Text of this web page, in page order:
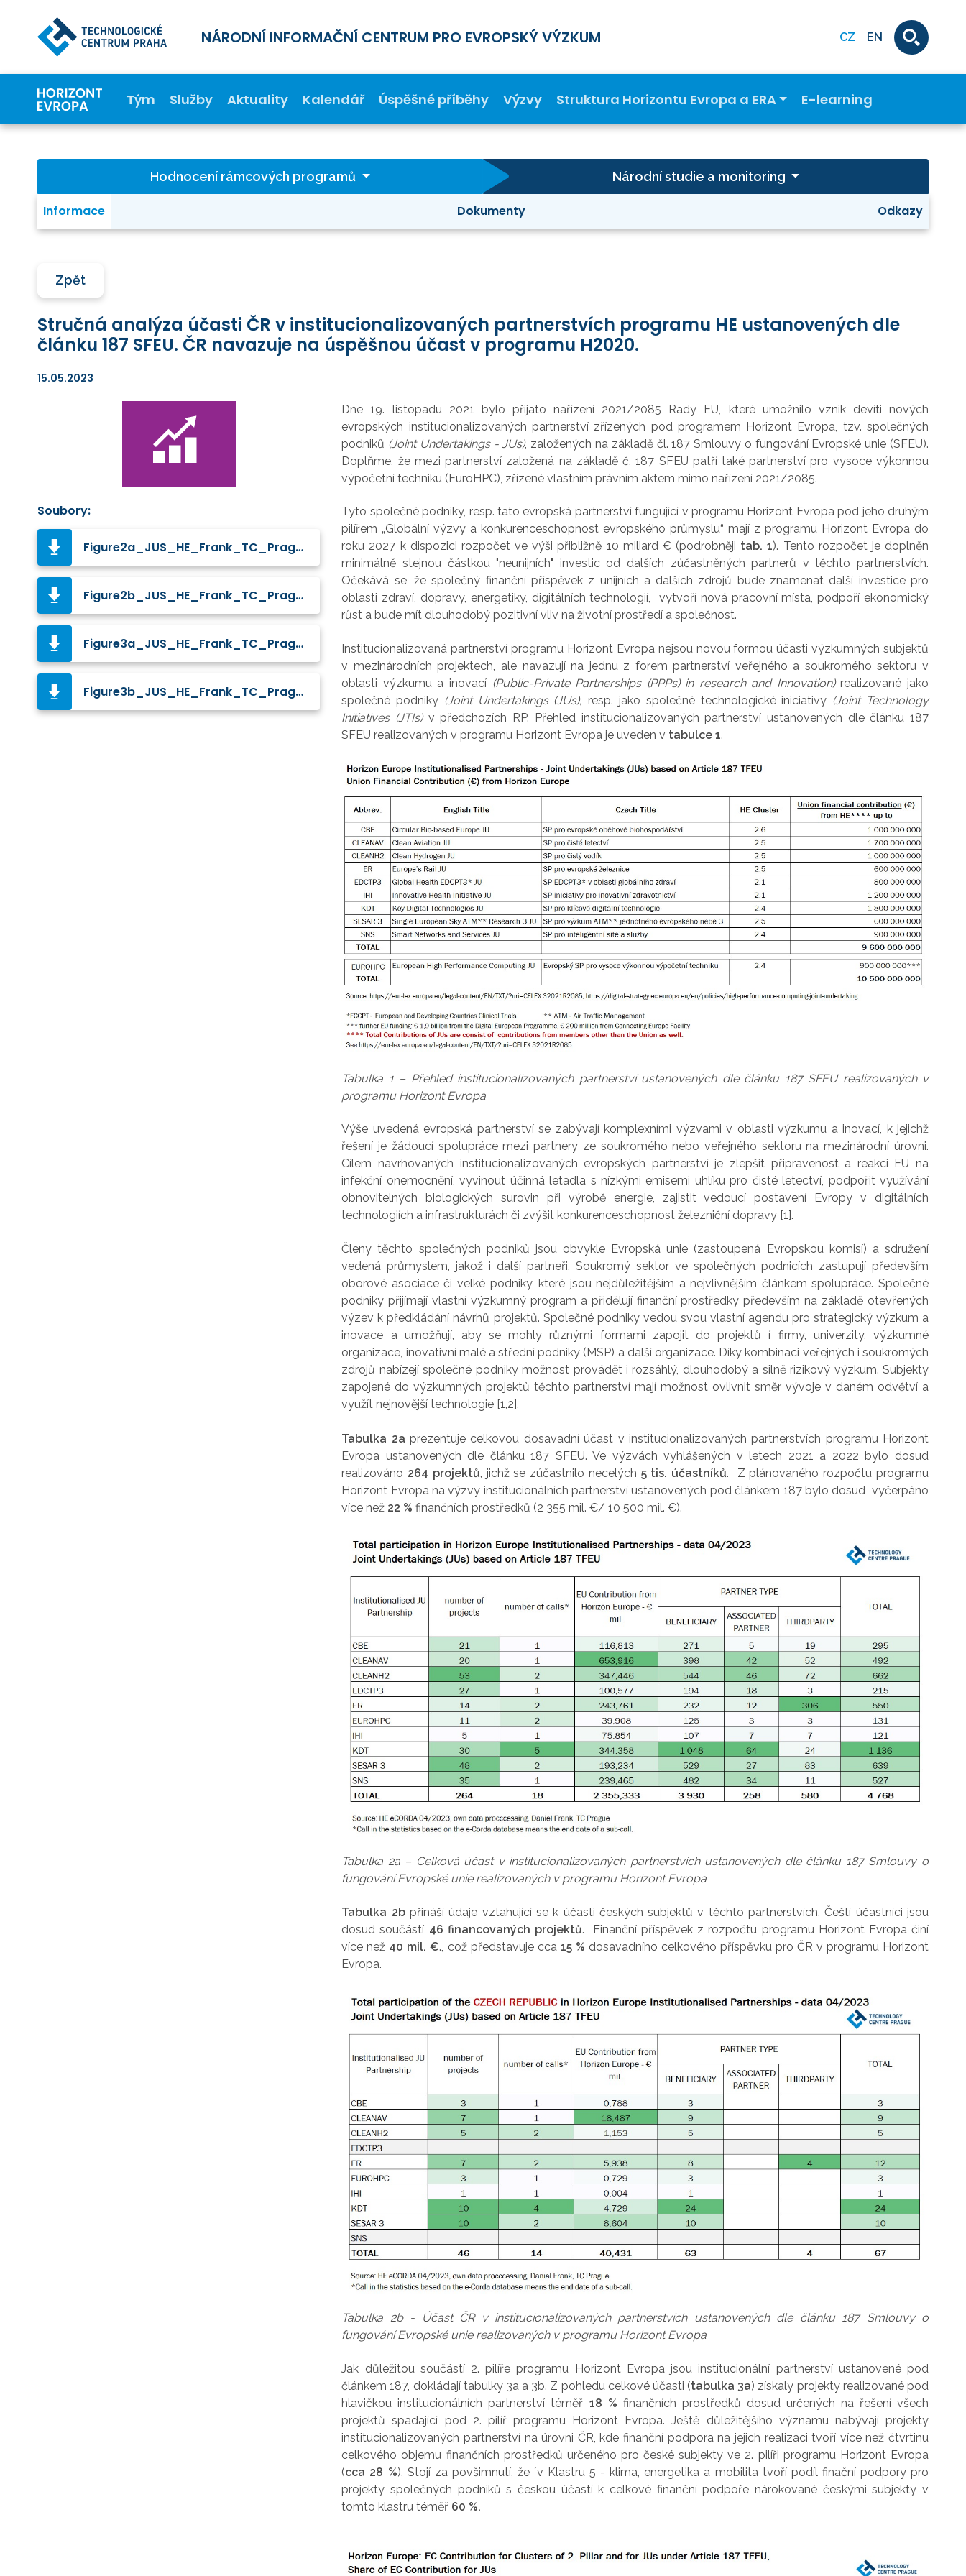
NÁRODNÍ INFORMAČNÍ CENTRUM PRO EVROPSKÝ VÝZKUM CZ EN
Tým Služby Aktuality Kalendář Úspěšné příběhy Výzvy Struktura Horizontu Evropa a ERA E-learning
Hodnocení rámcových programů Národní studie a monitoring
Informace Dokumenty Odkazy
Zpět
Stručná analýza účasti ČR v institucionalizovaných partnerstvích programu HE ustanovených dle
článku 187 SFEU. ČR navazuje na úspěšnou účast v programu H2020.
15.05.2023
Soubory:
Figure2a_JUS_HE_Frank_TC_Prague.jpg
Figure2b_JUS_HE_Frank_TC_Prague.jpg
Figure3a_JUS_HE_Frank_TC_Prague.jpg
Figure3b_JUS_HE_Frank_TC_Prague.jpg
Dne 19. listopadu 2021 bylo přijato nařízení 2021/2085 Rady EU, které umožnilo vznik devíti nových
evropských institucionalizovaných partnerství zřízených pod programem Horizont Evropa, tzv. společných
podniků (Joint Undertakings - JUs), založených na základě čl. 187 Smlouvy o fungování Evropské unie (SFEU).
Doplňme, že mezi partnerství založená na základě č. 187 SFEU patří také partnerství pro vysoce výkonnou
výpočetní techniku (EuroHPC), zřízené vlastním právním aktem mimo nařízení 2021/2085.
Tyto společné podniky, resp. tato evropská partnerství fungující v programu Horizont Evropa pod jeho druhým
pilířem „Globální výzvy a konkurenceschopnost evropského průmyslu“ mají z programu Horizont Evropa do
roku 2027 k dispozici rozpočet ve výši přibližně 10 miliard € (podrobněji tab. 1). Tento rozpočet je doplněn
minimálně stejnou částkou "neunijních" investic od dalších zúčastněných partnerů v těchto partnerstvích.
Očekává se, že společný finanční příspěvek z unijních a dalších zdrojů bude znamenat další investice pro
oblasti zdraví, dopravy, energetiky, digitálních technologií, vytvoří nová pracovní místa, podpoří ekonomický
růst a bude mít dlouhodobý pozitivní vliv na životní prostředí a společnost.
Institucionalizovaná partnerství programu Horizont Evropa nejsou novou formou účasti výzkumných subjektů
v mezinárodních projektech, ale navazují na jednu z forem partnerství veřejného a soukromého sektoru v
oblasti výzkumu a inovací (Public-Private Partnerships (PPPs) in research and Innovation)realizované jako
společné podniky (Joint Undertakings (JUs), resp. jako společné technologické iniciativy (Joint Technology
Initiatives (JTIs)v předchozích RP. Přehled institucionalizovaných partnerství ustanovených dle článku 187
SFEU realizovaných v programu Horizont Evropa je uveden v tabulce 1.
Tabulka 1 – Přehled institucionalizovaných partnerství ustanovených dle článku 187 SFEU realizovaných v
programu Horizont Evropa
Výše uvedená evropská partnerství se zabývají komplexními výzvami v oblasti výzkumu a inovací, k jejichž
řešení je žádoucí spolupráce mezi partnery ze soukromého nebo veřejného sektoru na mezinárodní úrovni.
Cílem navrhovaných institucionalizovaných evropských partnerství je zlepšit připravenost a reakci EU na
infekční onemocnění, vyvinout účinná letadla s nízkými emisemi uhlíku pro čisté letectví, podpořit využívání
obnovitelných biologických surovin při výrobě energie, zajistit vedoucí postavení Evropy v digitálních
technologiích a infrastrukturách či zvýšit konkurenceschopnost železniční dopravy [1].
Členy těchto společných podniků jsou obvykle Evropská unie (zastoupená Evropskou komisí) a sdružení
vedená průmyslem, jakož i další partneři. Soukromý sektor ve společných podnicích zastupují především
oborové asociace či velké podniky, které jsou nejdůležitějším a nejvlivnějším článkem spolupráce. Společné
podniky přijímají vlastní výzkumný program a přidělují finanční prostředky především na základě otevřených
výzev k předkládání návrhů projektů. Společné podniky vedou svou vlastní agendu pro strategický výzkum a
inovace a umožňují, aby se mohly různými formami zapojit do projektů í firmy, univerzity, výzkumné
organizace, inovativní malé a střední podniky (MSP) a další organizace. Díky kombinaci veřejných i soukromých
zdrojů nabízejí společné podniky možnost provádět i rozsáhlý, dlouhodobý a silně rizikový výzkum. Subjekty
zapojené do výzkumných projektů těchto partnerství mají možnost ovlivnit směr vývoje v daném odvětví a
využít nejnovější technologie [1,2].
Tabulka 2a prezentuje celkovou dosavadní účast v institucionalizovaných partnerstvích programu Horizont
Evropa ustanovených dle článku 187 SFEU. Ve výzvách vyhlášených v letech 2021 a 2022 bylo dosud
realizováno 264 projektů , jichž se zúčastnilo necelých 5 tis. účastníků. Z plánovaného rozpočtu programu
Horizont Evropa na výzvy institucionálních partnerství ustanovených pod článkem 187 bylo dosud vyčerpáno
více než 22 % finančních prostředků (2 355 mil. €/ 10 500 mil. €).
Tabulka 2a – Celková účast v institucionalizovaných partnerstvích ustanovených dle článku 187 Smlouvy o
fungování Evropské unie realizovaných v programu Horizont Evropa
Tabulka 2bpřináší údaje vztahující se k účasti českých subjektů v těchto partnerstvích. Čeští účastníci jsou
dosud součástí 46 financovaných projektů. Finanční příspěvek z rozpočtu programu Horizont Evropa činí
více než 40 mil. €., což představuje cca 15 % dosavadního celkového příspěvku pro ČR v programu Horizont
Evropa.
Tabulka 2b - Účast ČR v institucionalizovaných partnerstvích ustanovených dle článku 187 Smlouvy o
fungování Evropské unie realizovaných v programu Horizont Evropa
Jak důležitou součástí 2. pilíře programu Horizont Evropa jsou institucionální partnerství ustanovené pod
článkem 187, dokládají tabulky 3a a 3b. Z pohledu celkové účasti (tabulka 3a) získaly projekty realizované pod
hlavičkou institucionálních partnerství téměř 18 % finančních prostředků dosud určených na řešení všech
projektů spadající pod 2. pilíř programu Horizont Evropa. Ještě důležitějšího významu nabývají projekty
institucionalizovaných partnerství na úrovni ČR, kde finanční podpora na jejich realizaci tvoří více než čtvrtinu
celkového objemu finančních prostředků určeného pro české subjekty ve 2. pilíři programu Horizont Evropa
(cca 28 %). Stojí za povšimnutí, že ´v Klastru 5 - klima, energetika a mobilita tvoří podíl finační podpory pro
projekty společných podniků s českou účastí k celkové finanční podpoře nárokované českými subjekty v
tomto klastru téměř 60 %.